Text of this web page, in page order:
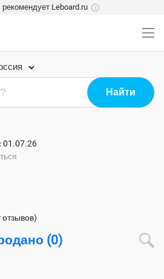
Leboard.ru i
01.07.26
отзывов)
(0)